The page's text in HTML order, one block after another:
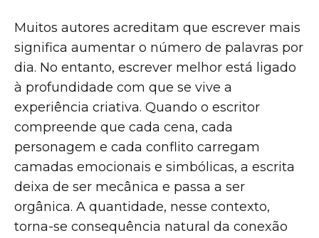
Muitos autores acreditam que escrever mais
significa aumentar o número de palavras por
dia. No entanto, escrever melhor está ligado
à profundidade com que se vive a
experiência criativa. Quando o escritor
compreende que cada cena, cada
personagem e cada conflito carregam
camadas emocionais e simbólicas, a escrita
deixa de ser mecânica e passa a ser
orgânica. A quantidade, nesse contexto,
torna-se consequência natural da conexão